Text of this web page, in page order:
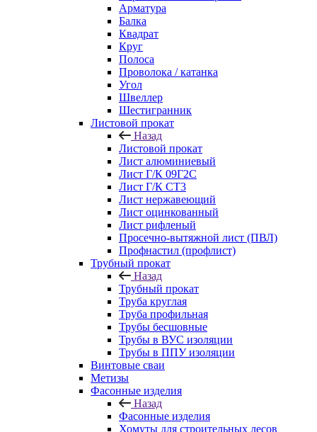
Арматура
Балка
Квадрат
Круг
Полоса
Проволока / катанка
Угол
Швеллер
Шестигранник
Листовой прокат
Назад
Листовой прокат
Лист алюминиевый
Лист Г/К 09Г2С
Лист Г/К СТ3
Лист нержавеющий
Лист оцинкованный
Лист рифленый
Просечно-вытяжной лист (ПВЛ)
Профнастил (профлист)
Трубный прокат
Назад
Трубный прокат
Труба круглая
Труба профильная
Трубы бесшовные
Трубы в ВУС изоляции
Трубы в ППУ изоляции
Винтовые сваи
Метизы
Фасонные изделия
Назад
Фасонные изделия
Хомуты для строительных лесов